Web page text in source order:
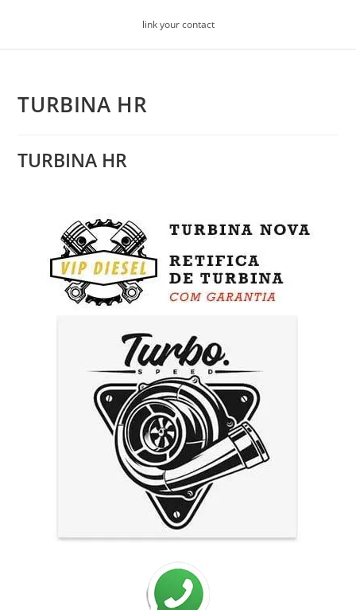
link your contact
TURBINA HR
TURBINA HR